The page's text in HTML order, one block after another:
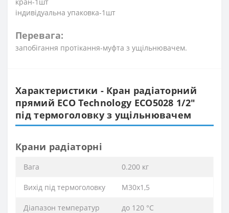
індивідуальна упаковка-1шт
Перевага:
запобігання протікання-муфта з ущільнювачем.
Характеристики - Кран радіаторний
прямий ECO Technology ECO5028 1/2″
під термоголовку з ущільнювачем
Крани радіаторні
Вага 0.200 кг
Вихід під термоголовку М30x1,5
Діапазон температур до 120 °C